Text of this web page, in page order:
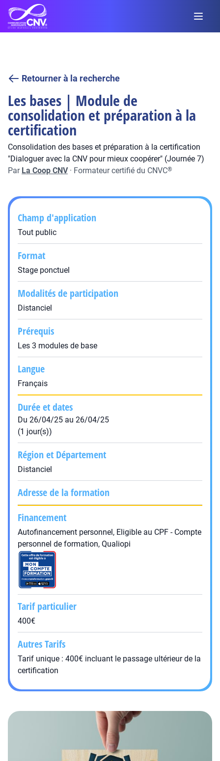
Retourner à la recherche
Les bases | Module de
consolidation et préparation à la
certification
Consolidation des bases et préparation à la certification
"Dialoguer avec la CNV pour mieux coopérer" (Journée 7)
Par La Coop CNV· Formateur certifié du CNVC®
Champ d'application
Tout public
Format
Stage ponctuel
Modalités de participation
Distanciel
Prérequis
Les 3 modules de base
Langue
Français
Durée et dates
Du 26/04/25 au 26/04/25
(1 jour(s))
Région et Département
Distanciel
Adresse de la formation
Financement
Autofinancement personnel, Eligible au CPF - Compte
personnel de formation, Qualiopi
Tarif particulier
400€
Autres Tarifs
Tarif unique : 400€ incluant le passage ultérieur de la
certification